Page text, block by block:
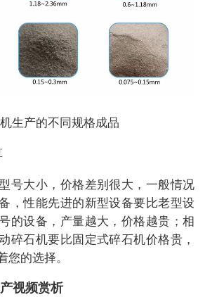
生产的不同规格成品
号大小，价格差别很大，一般情况
，性能先进的新型设备要比老型设
的设备，产量越大，价格越贵；相
碎石机要比固定式碎石机价格贵，
的选择。
视频赏析